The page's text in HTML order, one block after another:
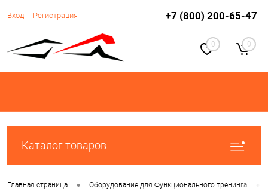
Вход Регистрация +7 (800) 200-65-47
0 0
Каталог товаров
Главная страница • Оборудование для Функционального тренинга